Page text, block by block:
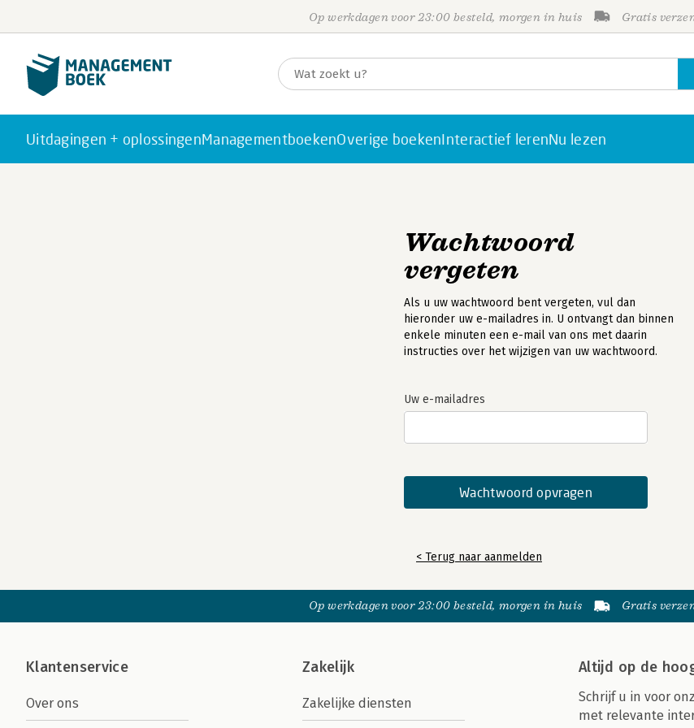
Op werkdagen voor 23:00 besteld, morgen in huis Gratis
Uitdagingen + oplossingenManagementboekenOverige boekenInteractief lerenNu lezen
Wachtwoord
vergeten
Als u uw wachtwoord bent vergeten, vul dan
hieronder uw e-mailadres in. U ontvangt dan binnen
enkele minuten een e-mail van ons met daarin
instructies over het wijzigen van uw wachtwoord.
Uw e-mailadres
< Terug naar aanmelden
Op werkdagen voor 23:00 besteld, morgen in huis Gratis
Klantenservice
Over ons
Zakelijk
Zakelijke diensten
Altijd op de
Schrijf u in voor
met relevante